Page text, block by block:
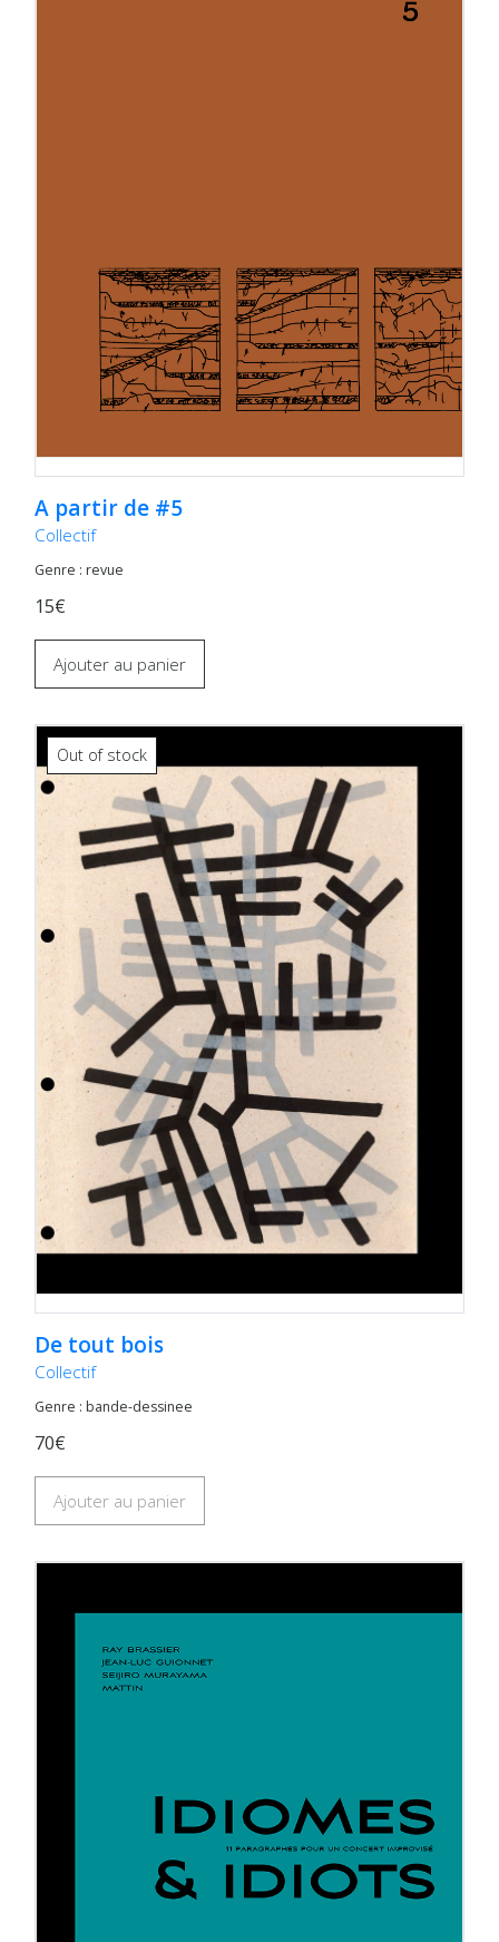
A partir de #5
Collectif
Genre : revue
15€
Ajouter au panier
Out of stock
De tout bois
Collectif
Genre : bande-dessinee
70€
Ajouter au panier